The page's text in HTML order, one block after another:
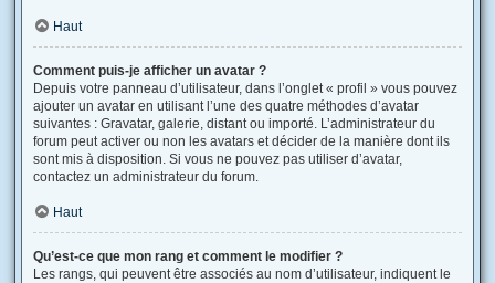
Haut
Comment puis-je afficher un avatar ?
Depuis votre panneau d’utilisateur, dans l’onglet « profil » vous pouvez
ajouter un avatar en utilisant l’une des quatre méthodes d’avatar
suivantes : Gravatar, galerie, distant ou importé. L’administrateur du
forum peut activer ou non les avatars et décider de la manière dont ils
sont mis à disposition. Si vous ne pouvez pas utiliser d’avatar,
contactez un administrateur du forum.
Haut
Qu’est-ce que mon rang et comment le modifier ?
Les rangs, qui peuvent être associés au nom d’utilisateur, indiquent le